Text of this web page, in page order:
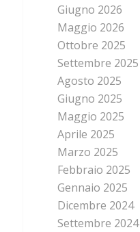
Giugno 2026
Maggio 2026
Ottobre 2025
Settembre 2025
Agosto 2025
Giugno 2025
Maggio 2025
Aprile 2025
Marzo 2025
Febbraio 2025
Gennaio 2025
Dicembre 2024
Settembre 2024